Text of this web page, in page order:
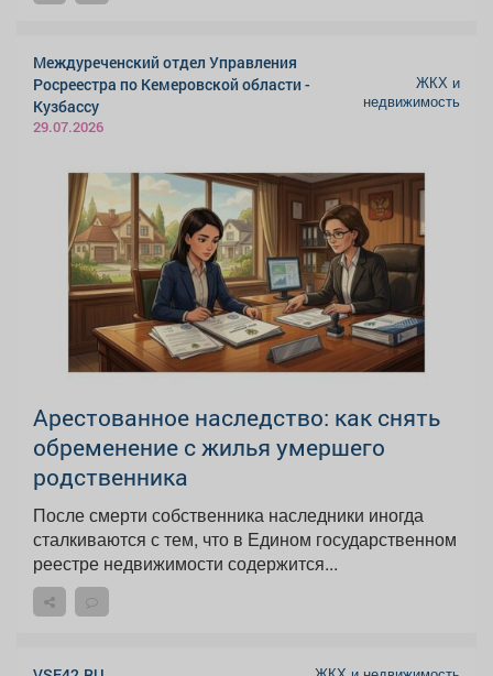
Междуреченский отдел Управления
Росреестра по Кемеровской области -
Кузбассу
29.07.2026
ЖКХ и
недвижимость
Арестованное наследство: как снять
обременение с жилья умершего
родственника
После смерти собственника наследники иногда
сталкиваются с тем, что в Едином государственном
реестре недвижимости содержится...